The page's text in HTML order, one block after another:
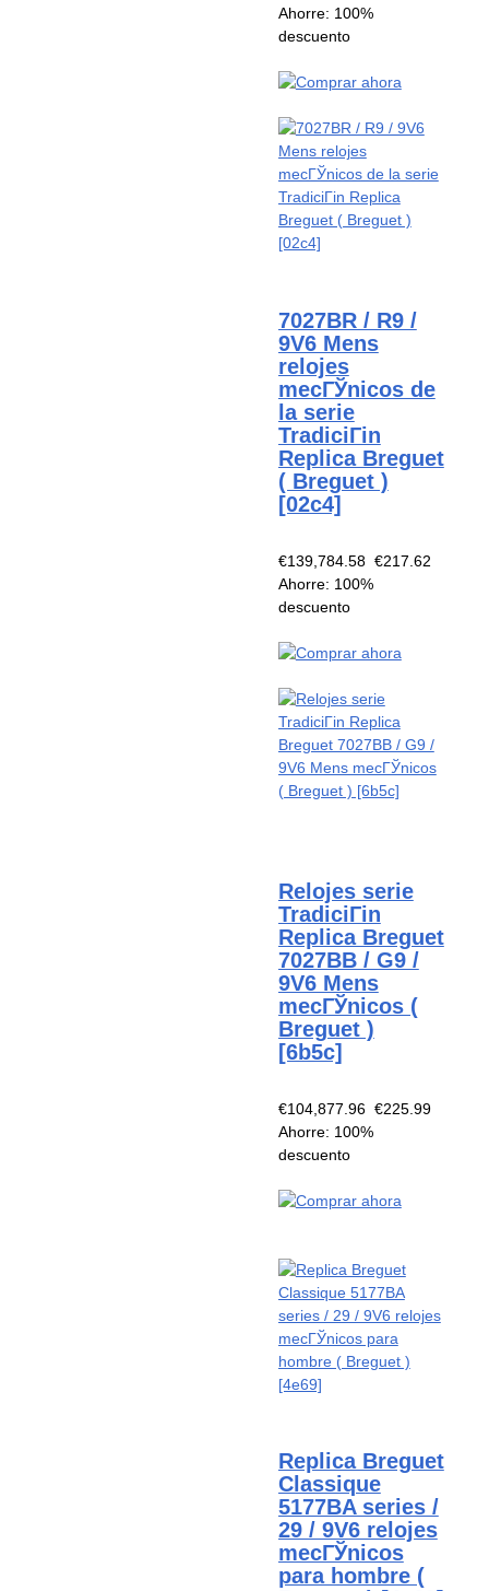
Ahorre: 100%
descuento
7027BR / R9 /
9V6 Mens
relojes
mecГЎnicos de
la serie
TradiciГіn
Replica Breguet
( Breguet )
[02c4]
€139,784.58 €217.62
Ahorre: 100%
descuento
Relojes serie
TradiciГіn
Replica Breguet
7027BB / G9 /
9V6 Mens
mecГЎnicos (
Breguet )
[6b5c]
€104,877.96 €225.99
Ahorre: 100%
descuento
Replica Breguet
Classique
5177BA series /
29 / 9V6 relojes
mecГЎnicos
para hombre (